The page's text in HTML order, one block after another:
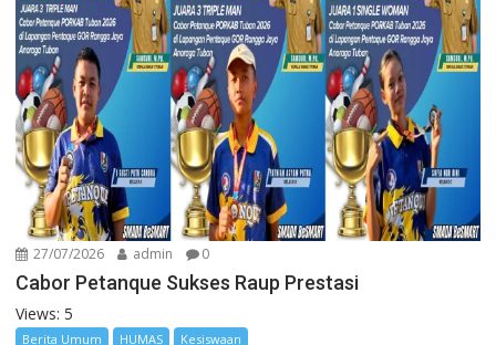
27/07/2026 admin 0
Cabor Petanque Sukses Raup Prestasi
Views: 5
Berita Umum HUMAS Kesiswaan